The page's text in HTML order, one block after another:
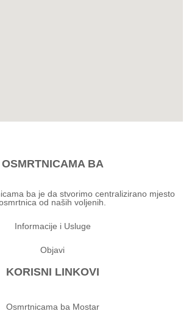
OSMRTNICAMA BA
ba je da stvorimo centralizirano mjesto
od naših voljenih.
Informacije i Usluge
Objavi
KORISNI LINKOVI
Osmrtnicama ba Mostar